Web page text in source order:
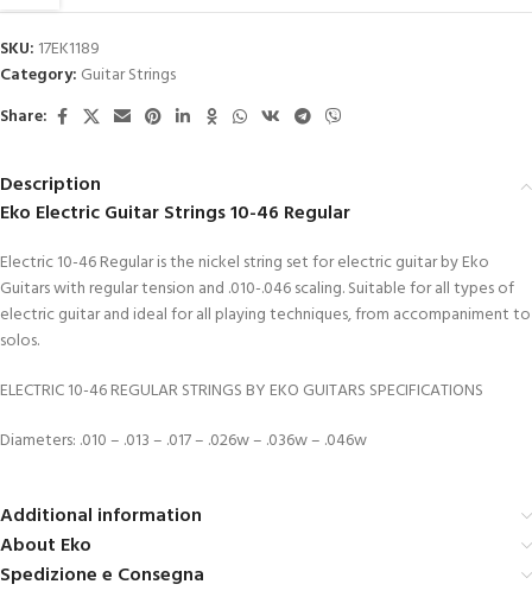
SKU: 17EK1189
Category: Guitar Strings
Share:
Description
Eko Electric Guitar Strings 10-46 Regular
Electric 10-46 Regular is the nickel string set for electric guitar by Eko
Guitars with regular tension and .010-.046 scaling. Suitable for all types of
electric guitar and ideal for all playing techniques, from accompaniment to
solos.
ELECTRIC 10-46 REGULAR STRINGS BY EKO GUITARS SPECIFICATIONS
Diameters: .010 – .013 – .017 – .026w – .036w – .046w
Additional information
About Eko
Spedizione e Consegna